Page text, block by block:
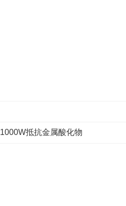
1000W抵抗金属酸化物